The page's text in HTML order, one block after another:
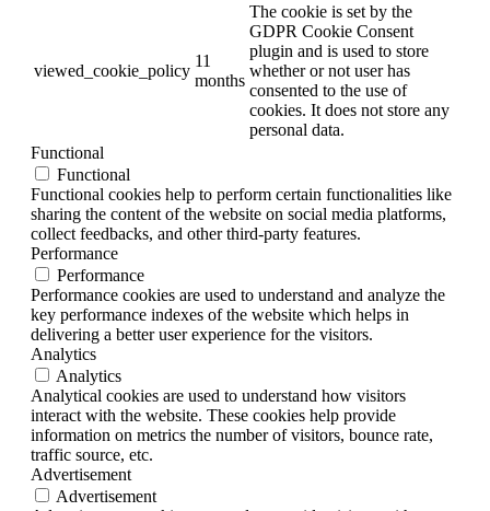
viewed_cookie_policy
11
months
The cookie is set by the
GDPR Cookie Consent
plugin and is used to store
whether or not user has
consented to the use of
cookies. It does not store any
personal data.
Functional
Functional
Functional cookies help to perform certain functionalities like
sharing the content of the website on social media platforms,
collect feedbacks, and other third-party features.
Performance
Performance
Performance cookies are used to understand and analyze the
key performance indexes of the website which helps in
delivering a better user experience for the visitors.
Analytics
Analytics
Analytical cookies are used to understand how visitors
interact with the website. These cookies help provide
information on metrics the number of visitors, bounce rate,
traffic source, etc.
Advertisement
Advertisement